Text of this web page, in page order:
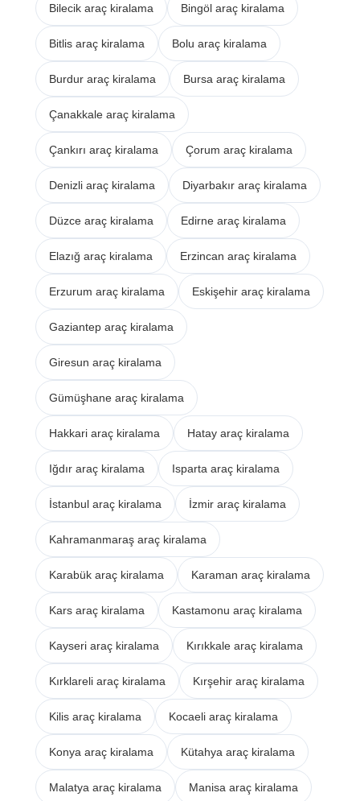
Bilecik araç kiralama Bingöl araç kiralama
Bitlis araç kiralama Bolu araç kiralama
Burdur araç kiralama Bursa araç kiralama
Çanakkale araç kiralama
Çankırı araç kiralama Çorum araç kiralama
Denizli araç kiralama Diyarbakır araç kiralama
Düzce araç kiralama Edirne araç kiralama
Elazığ araç kiralama Erzincan araç kiralama
Erzurum araç kiralama Eskişehir araç kiralama
Gaziantep araç kiralama
Giresun araç kiralama
Gümüşhane araç kiralama
Hakkari araç kiralama Hatay araç kiralama
Iğdır araç kiralama Isparta araç kiralama
İstanbul araç kiralama İzmir araç kiralama
Kahramanmaraş araç kiralama
Karabük araç kiralama Karaman araç kiralama
Kars araç kiralama Kastamonu araç kiralama
Kayseri araç kiralama Kırıkkale araç kiralama
Kırklareli araç kiralama Kırşehir araç kiralama
Kilis araç kiralama Kocaeli araç kiralama
Konya araç kiralama Kütahya araç kiralama
Malatya araç kiralama Manisa araç kiralama